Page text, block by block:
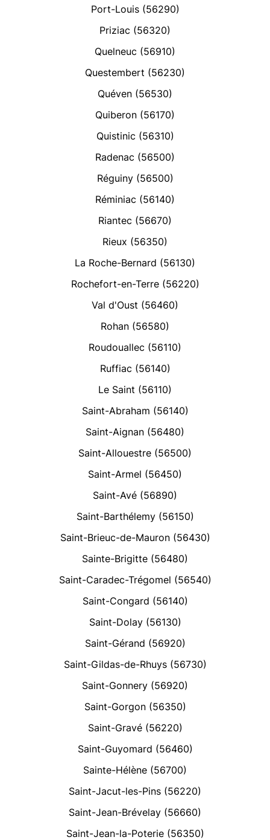
Port-Louis (56290)
Priziac (56320)
Quelneuc (56910)
Questembert (56230)
Quéven (56530)
Quiberon (56170)
Quistinic (56310)
Radenac (56500)
Réguiny (56500)
Réminiac (56140)
Riantec (56670)
Rieux (56350)
La Roche-Bernard (56130)
Rochefort-en-Terre (56220)
Val d'Oust (56460)
Rohan (56580)
Roudouallec (56110)
Ruffiac (56140)
Le Saint (56110)
Saint-Abraham (56140)
Saint-Aignan (56480)
Saint-Allouestre (56500)
Saint-Armel (56450)
Saint-Avé (56890)
Saint-Barthélemy (56150)
Saint-Brieuc-de-Mauron (56430)
Sainte-Brigitte (56480)
Saint-Caradec-Trégomel (56540)
Saint-Congard (56140)
Saint-Dolay (56130)
Saint-Gérand (56920)
Saint-Gildas-de-Rhuys (56730)
Saint-Gonnery (56920)
Saint-Gorgon (56350)
Saint-Gravé (56220)
Saint-Guyomard (56460)
Sainte-Hélène (56700)
Saint-Jacut-les-Pins (56220)
Saint-Jean-Brévelay (56660)
Saint-Jean-la-Poterie (56350)